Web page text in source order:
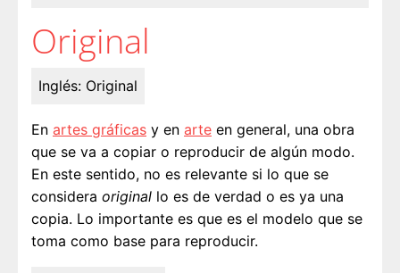
Original
Inglés: Original
En artes gráficas y en arte en general, una obra
que se va a copiar o reproducir de algún modo.
En este sentido, no es relevante si lo que se
considera original lo es de verdad o es ya una
copia. Lo importante es que es el modelo que se
toma como base para reproducir.